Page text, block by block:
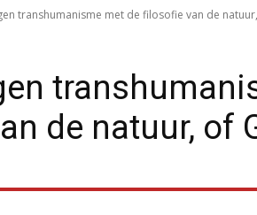
transhumanisme met de filosofie van de
de natuur, of